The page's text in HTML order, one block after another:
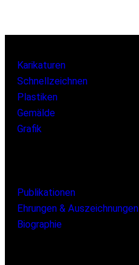
Karikaturen
Schnellzeichnen
Plastiken
Gemälde
Grafik
Publikationen
Ehrungen & Auszeichnungen
Biographie